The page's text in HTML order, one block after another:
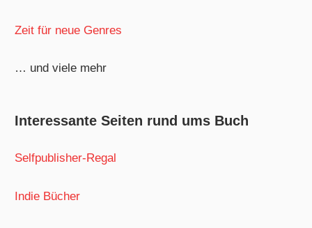
Zeit für neue Genres
… und viele mehr
Interessante Seiten rund ums Buch
Selfpublisher-Regal
Indie Bücher